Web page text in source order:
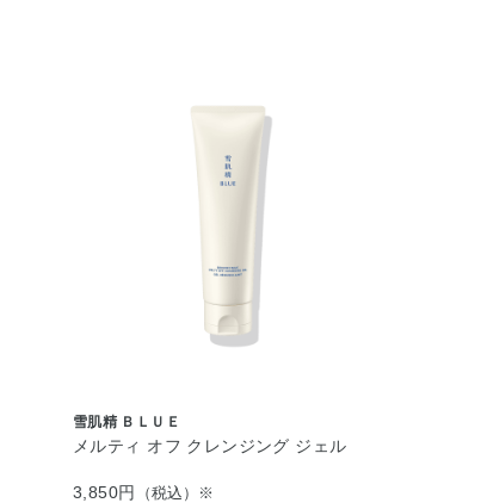
雪肌精 ＢＬＵＥ
メルティ オフ クレンジング ジェル
3,850円 （税込）※